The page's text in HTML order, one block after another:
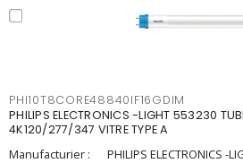
PHI10T8CORE48840IF16GDIM
PHILIPS ELECTRONICS -LIGHT 553230
4K120/277/347 VITRE TYPE A
Manufacturier :
PHILIPS ELECTRONICS -